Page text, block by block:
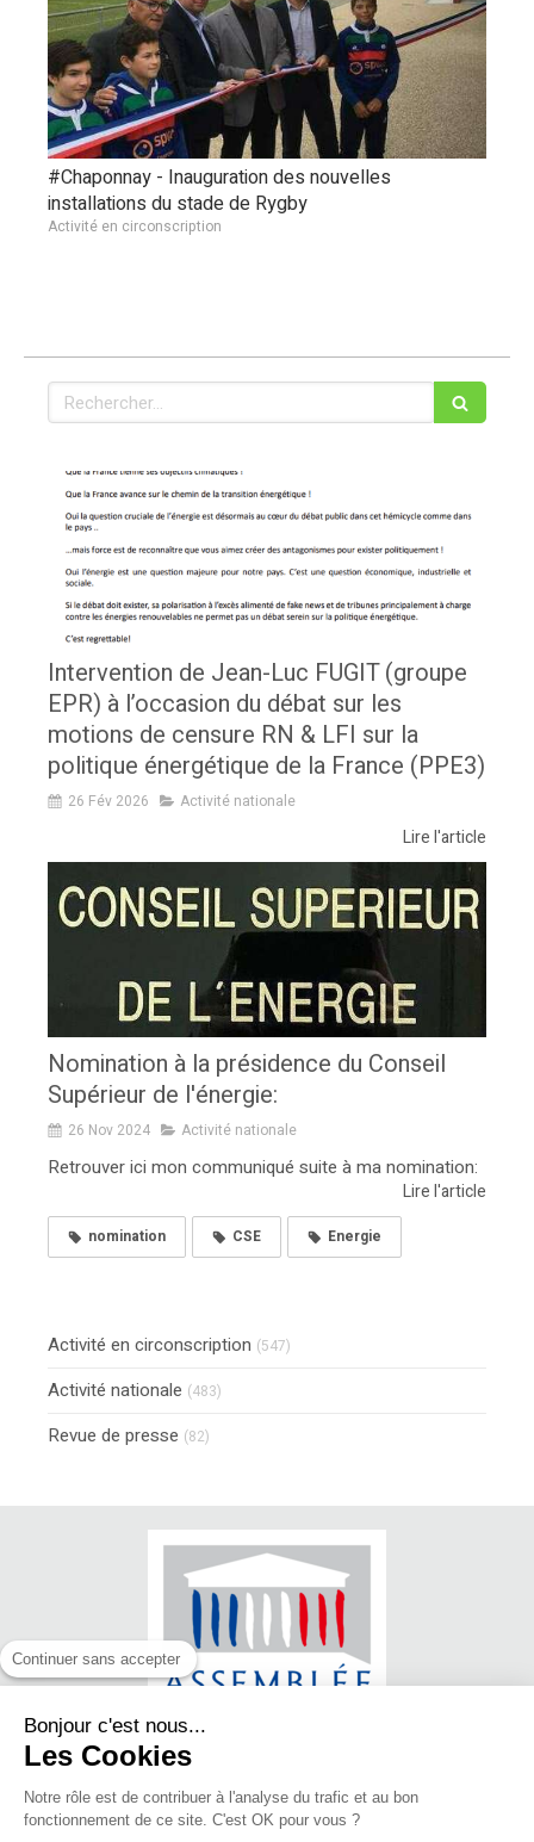
#Chaponnay - Inauguration des nouvelles
installations du stade de Rygby
Activité en circonscription
Rechercher
Intervention de Jean-Luc FUGIT (groupe
EPR) à l’occasion du débat sur les
motions de censure RN & LFI sur la
politique énergétique de la France (PPE3)
26 Fév 2026 Activité nationale
Lire l'article
Nomination à la présidence du Conseil
Supérieur de l'énergie:
26 Nov 2024 Activité nationale
Retrouver ici mon communiqué suite à ma nomination:
Lire l'article
nomination CSE Energie
Activité en circonscription (547)
Activité nationale (483)
Revue de presse (82)
© Jean-Luc FUGIT - Député du Rhône
Continuer sans accepter
Bonjour c'est nous...
Les Cookies
Notre rôle est de contribuer à l'analyse du trafic et au bon
fonctionnement de ce site. C'est OK pour vous ?